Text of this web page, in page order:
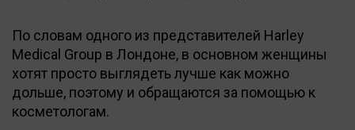
По словам одного из представителей Harley
Medical Group в Лондоне, в основном женщины
хотят просто выглядеть лучше как можно
дольше, поэтому и обращаются за помощью к
косметологам.